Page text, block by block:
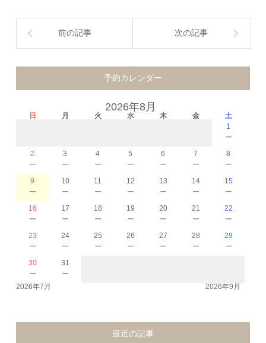
前の記事 次の記事
予約カレンダー
2026年8月
日 月 火 水 木 金
土
1
－
2
－
3
－
4
－
5
－
6
－
7
－
8
－
9
－
10
－
11
－
12
－
13
－
14
－
15
－
16
－
17
－
18
－
19
－
20
－
21
－
22
－
23
－
24
－
25
－
26
－
27
－
28
－
29
－
30
－
31
－
2026年7月 2026年9月
最近の記事